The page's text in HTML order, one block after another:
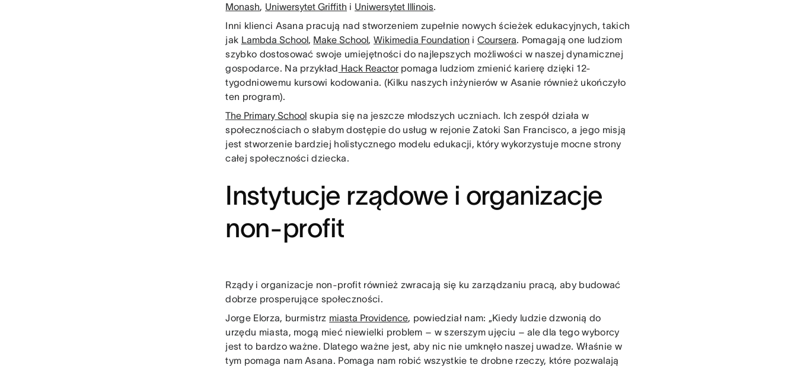
Monash, Uniwersytet Griffith i Uniwersytet Illinois.
Inni klienci Asana pracują nad stworzeniem zupełnie nowych ścieżek edukacyjnych, takich
jak Lambda School, Make School, Wikimedia Foundation i Coursera. Pomagają one ludziom
szybko dostosować swoje umiejętności do najlepszych możliwości w naszej dynamicznej
gospodarce. Na przykład Hack Reactorpomaga ludziom zmienić karierę dzięki 12-
tygodniowemu kursowi kodowania. (Kilku naszych inżynierów w Asanie również ukończyło
ten program).
The Primary School skupia się na jeszcze młodszych uczniach. Ich zespół działa w
społecznościach o słabym dostępie do usług w rejonie Zatoki San Francisco, a jego misją
jest stworzenie bardziej holistycznego modelu edukacji, który wykorzystuje mocne strony
całej społeczności dziecka.
Instytucje rządowe i organizacje
non-profit
Rządy i organizacje non-profit również zwracają się ku zarządzaniu pracą, aby budować
dobrze prosperujące społeczności.
Jorge Elorza, burmistrz miasta Providence, powiedział nam: „Kiedy ludzie dzwonią do
urzędu miasta, mogą mieć niewielki problem – w szerszym ujęciu – ale dla tego wyborcy
jest to bardzo ważne. Dlatego ważne jest, aby nic nie umknęło naszej uwadze. Właśnie w
tym pomaga nam Asana. Pomaga nam robić wszystkie te drobne rzeczy, które pozwalają